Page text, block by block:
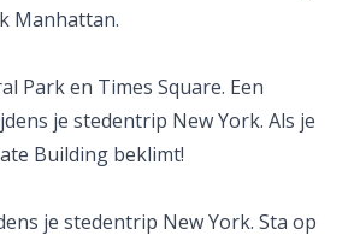
Manhattan.
Park en Times Square. Een
je stedentrip New York. Als je
Building beklimt!
je stedentrip New York. Sta op